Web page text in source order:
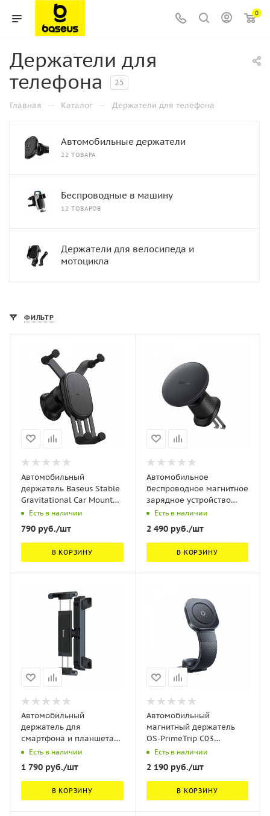
0
Держатели для
телефона
25
Главная — Каталог — Держатели для телефона
Автомобильные держатели
22 ТОВАРА
Беспроводные в машину
12 ТОВАРОВ
Держатели для велосипеда и
мотоцикла
ФИЛЬТР
Автомобильный
держатель Baseus Stable
Gravitational Car Mount
Air (Air Outlet Version)
(SUWX020001) Черный
Есть в наличии
790 руб./шт
В КОРЗИНУ
Автомобильное
беспроводное магнитное
зарядное устройство
Baseus CW01 Magnetic
Wireless Charging Car
Mount Air Vent Version
15W (C40141001111-00)
Есть в наличии
2 490руб./шт
В КОРЗИНУ
Автомобильный
держатель для
смартфона и планшета
Baseus JoyRide Pro
Backseat Car Mount
Черный (SUTQ000001)
Есть в наличии
1 790 руб./шт
В КОРЗИНУ
Автомобильный
магнитный держатель
OS-PrimeTrip C03
Magnetic Car Mount
Чёрный (C0013601)
Есть в наличии
2 190руб./шт
В КОРЗИНУ